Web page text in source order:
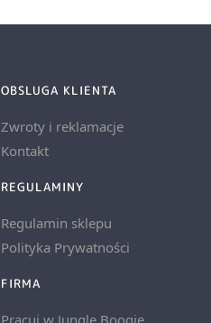
OBSLUGA KLIENTA
Zwroty i reklamacje
Kontakt
REGULAMINY
Regulamin sklepu
Polityka Prywatności
FIRMA